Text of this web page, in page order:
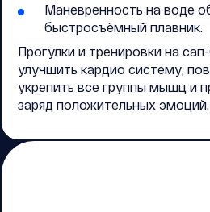
Маневренность на воде
быстросъёмный плавник.
Прогулки и тренировки на
улучшить кардио систему,
укрепить все группы мышц и
заряд положительных эмоций.